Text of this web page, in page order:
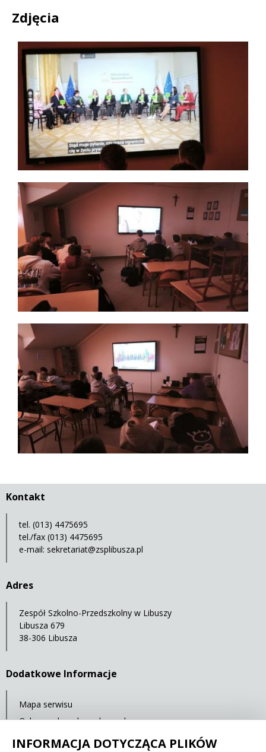
Zdjęcia
Kontakt
tel. (013) 4475695
tel./fax (013) 4475695
e-mail: sekretariat@zsplibusza.pl
Adres
Zespół Szkolno-Przedszkolny w Libuszy
Libusza 679
38-306 Libusza
Dodatkowe Informacje
Mapa serwisu
Ochrona danych osobowych
Statystyki oglądalności
INFORMACJA DOTYCZĄCA PLIKÓW